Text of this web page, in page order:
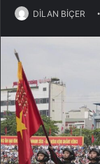
DİLAN BİÇER